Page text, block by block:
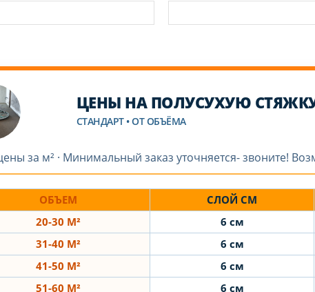
ЦЕНЫ НА ПОЛУСУХУЮ
СТАНДАРТ • ОТ ОБЪЁМА
за м² · Минимальный заказ уточняется- звоните!
ОБЪЕМ СЛОЙ СМ
20-30 М²
6 см
31-40 М²
6 см
41-50 М²
6 см
51-60 М²
6 см